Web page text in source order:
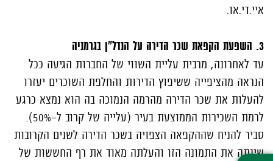
איי.די.או.
3. השפעת הקפאת שכר הדירה על הנדל"ן בגרמניה
עד לאחרונה, מרבית עליית השווי של החברות הגיעה ככל
הנראה מהציפייה ששיפוץ הדירות והחלפת השוכרים יעזרו
להעלות את שכר הדירה מהרמה הנמוכה בה הוא נמצא כרגע
לרמת השכירות הממוצעת בעיר (עלייה של קרוב ל-50%).
סביר להניח שההקפאה הצפויה בשכר הדירה לשנים הקרובות
שינתה את התמונה הזו והעלתה מאוד את רף החששות של